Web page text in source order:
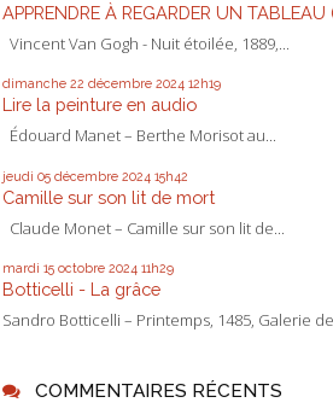
APPRENDRE À REGARDER UN TABLEAU
Vincent Van Gogh - Nuit étoilée, 1889,...
dimanche 22 décembre 2024 12h19
Lire la peinture en audio
Édouard Manet – Berthe Morisot au...
jeudi 05 décembre 2024 15h42
Camille sur son lit de mort
Claude Monet – Camille sur son lit de...
mardi 15 octobre 2024 11h29
Botticelli - La grâce
Sandro Botticelli – Printemps, 1485, Galerie
COMMENTAIRES RÉCENTS